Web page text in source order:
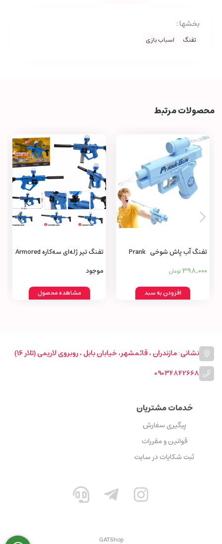
بخشها :
تفنگ اسباب بازی
محصولات مرتبط
تفنگ آب پاش شوخی Prank
Water Gun
398,000 تومان
افزودن به سبد
تفنگ تیر ژله‌ای سه‌کاره Armored
موجود
مشاهده محصول
نشانی: مازندران ، قائمشهر، خیابان بابل ، روبروی لاریمی (تلار ۱۶)
09034842668
خدمات مشتریان
پیگیری سفارش
قوانین و مقررات
ثبت شکایات در سایت
GATShop